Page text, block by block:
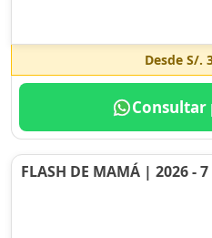
Desde S/.
FLASH DE MAMÁ | 2026 - 7